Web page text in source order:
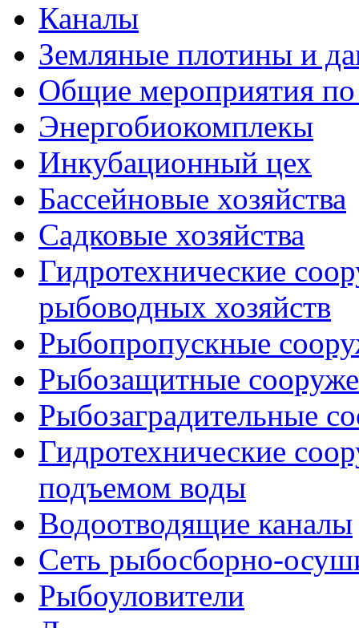
Каналы
Земляные плотины и
Общие мероприятия
Энергобиокомплекы
Инкубационный цех
Бассейновые хозяйства
Садковые хозяйства
Гидротехнические
рыбоводных хозяйств
Рыбопропускные
Рыбозащитные
Рыбозаградительные
Гидротехнические
подъемом воды
Водоотводящие каналы
Сеть рыбосборно-
Рыбоуловители